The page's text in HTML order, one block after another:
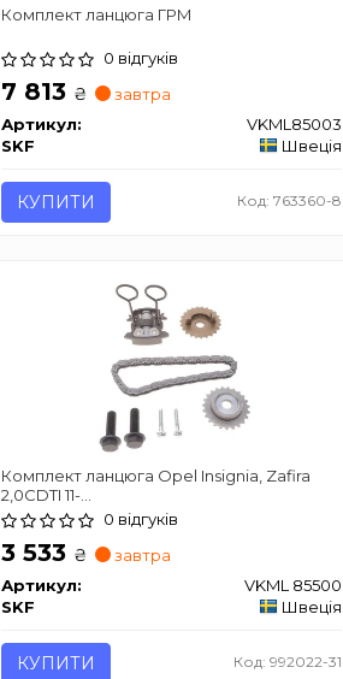
Комплект ланцюга ГРМ
0 відгуків
7 813 ₴
завтра
Артикул:
VKML85003
SKF
Швеція
КУПИТИ Код: 763360-8
Комплект ланцюга Opel Insignia, Zafira
2,0CDTI 11-
(B20DTH/B20DTJ/D20DTH/D20DTJ)
0 відгуків
3 533 ₴
завтра
Артикул:
VKML 85500
SKF
Швеція
КУПИТИ Код: 992022-31